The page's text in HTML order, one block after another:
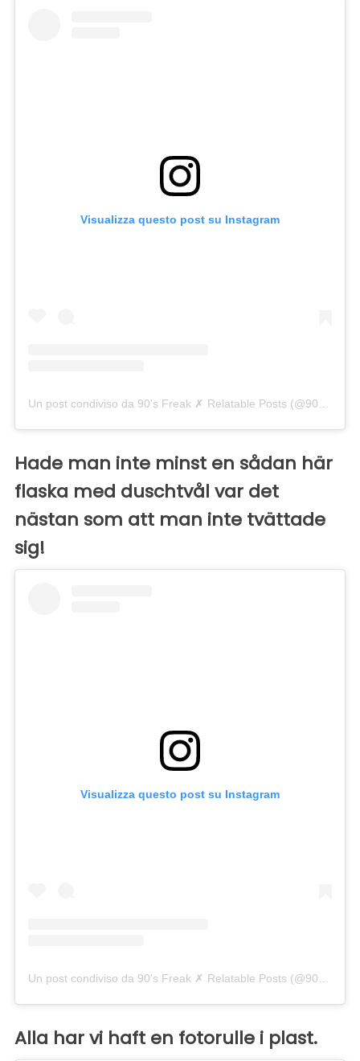
Visualizza questo post su Instagram
Un post condiviso da 90's Freak ✗ Relatable Posts (@90smadness)
Hade man inte minst en sådan här
flaska med duschtvål var det
nästan som att man inte tvättade
sig!
Visualizza questo post su Instagram
Alla har vi haft en fotorulle i plast.